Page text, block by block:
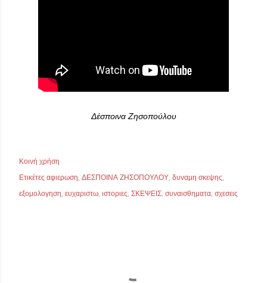
Δέσποινα Ζησοπούλου
Κοινή χρήση
Ετικέτες αφιερωση ΔΕΣΠΟΙΝΑ ΖΗΣΟΠΟΥΛΟΥ δυναμη σκεψης
εξομολογηση ευχαριστω ιστοριες ΣΚΕΨΕΙΣ συναισθηματα σχεσεις